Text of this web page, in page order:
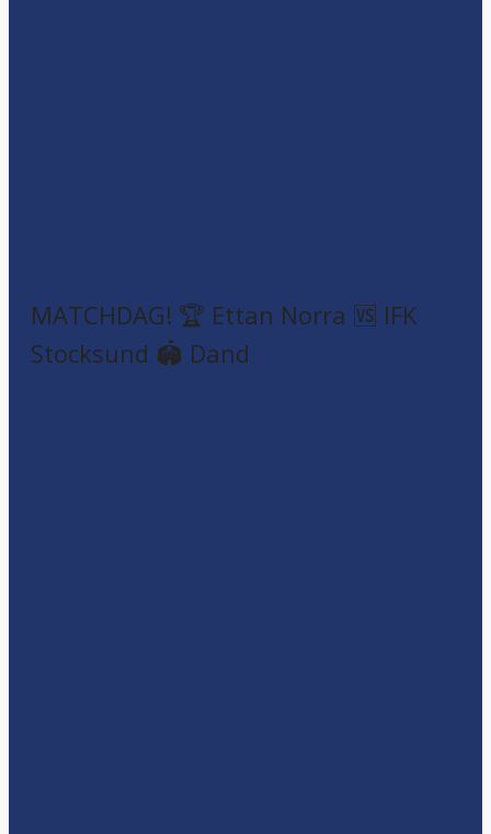
MATCHDAG! 🏆 Ettan Norra 🆚 IFK
Stocksund 🏟️ Dand